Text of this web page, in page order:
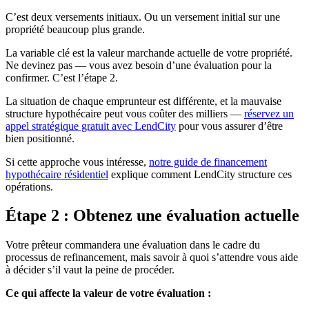
C’est deux versements initiaux. Ou un versement initial sur une
propriété beaucoup plus grande.
La variable clé est la valeur marchande actuelle de votre propriété.
Ne devinez pas — vous avez besoin d’une évaluation pour la
confirmer. C’est l’étape 2.
La situation de chaque emprunteur est différente, et la mauvaise
structure hypothécaire peut vous coûter des milliers — réservez un
appel stratégique gratuit avec LendCity pour vous assurer d’être
bien positionné.
Si cette approche vous intéresse, notre guide de financement
hypothécaire résidentiel explique comment LendCity structure ces
opérations.
Étape 2 : Obtenez une évaluation actuelle
Votre prêteur commandera une évaluation dans le cadre du
processus de refinancement, mais savoir à quoi s’attendre vous aide
à décider s’il vaut la peine de procéder.
Ce qui affecte la valeur de votre évaluation :